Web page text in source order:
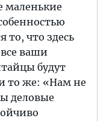
маленькие
то, что здесь
ваши
будут
то же: «Нам не
деловые